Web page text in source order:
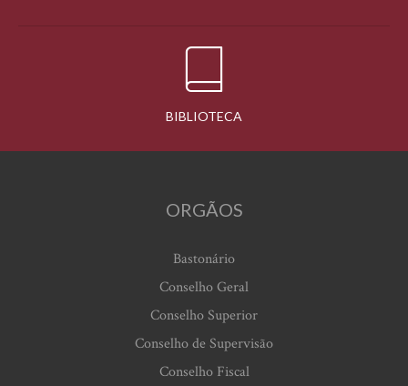
BIBLIOTECA
ORGÃOS
Bastonário
Conselho Geral
Conselho Superior
Conselho de Supervisão
Conselho Fiscal